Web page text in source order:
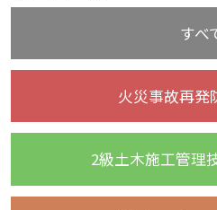
すべ
火災事故再発
2級土木施工管理